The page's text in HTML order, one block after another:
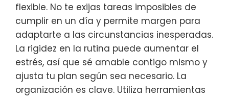
flexible. No te exijas tareas imposibles de
cumplir en un día y permite margen para
adaptarte a las circunstancias inesperadas.
La rigidez en la rutina puede aumentar el
estrés, así que sé amable contigo mismo y
ajusta tu plan según sea necesario. La
organización es clave. Utiliza herramientas